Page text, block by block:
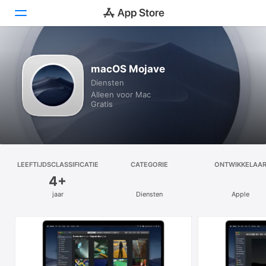
Ontdek
Arcade
Creëer
Werk
Ontwikkel
Zoek
Platform
macOS Mojave
Diensten
Alleen voor Mac
Gratis
LEEFTIJDSCLASSIFICATIE
4+
jaar
CATEGORIE
Diensten
ONTWIKKELAAR
Apple